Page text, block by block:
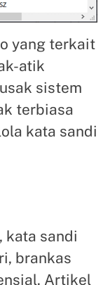
yang terkait
atik
sistem
terbiasa
kata sandi
kata sandi
brankas
Artikel